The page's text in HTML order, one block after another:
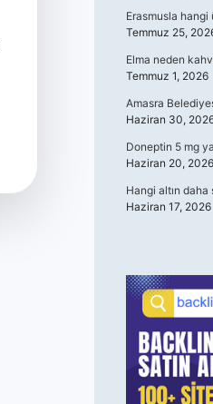
Erasmusla
Temmuz 25,
Elma neden
Temmuz 1, 2026
Amasra
Haziran 30,
Doneptin 5 mg
Haziran 20, 2026
Hangi altın daha
Haziran 17, 2026